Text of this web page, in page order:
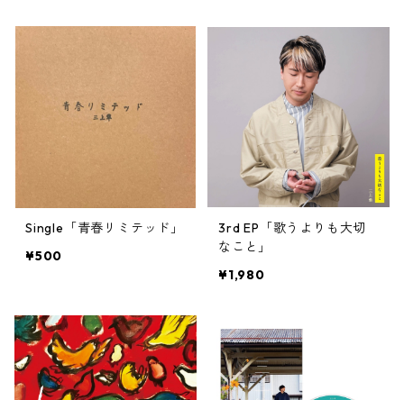
Single「青春リミテッド」
¥500
3rd EP「歌うよりも大切
なこと」
¥1,980